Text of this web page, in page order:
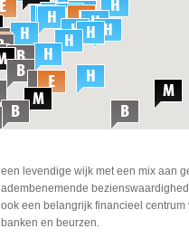
een levendige wijk met een mix aan
adembenemende
ook een belangrijk financieel centrum
banken en beurzen.